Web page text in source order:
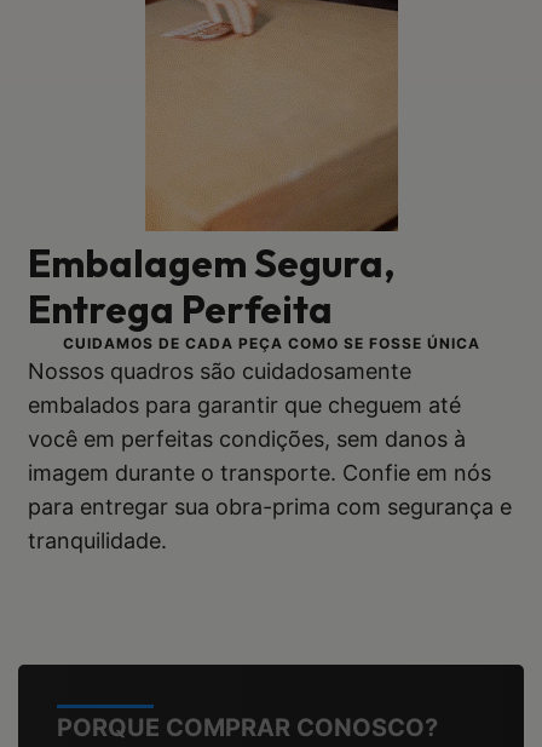
Embalagem Segura,
Entrega Perfeita
CUIDAMOS DE CADA PEÇA COMO SE FOSSE ÚNICA
Nossos quadros são cuidadosamente
embalados para garantir que cheguem até
você em perfeitas condições, sem danos à
imagem durante o transporte. Confie em nós
para entregar sua obra-prima com segurança e
tranquilidade.
PORQUE COMPRAR CONOSCO?